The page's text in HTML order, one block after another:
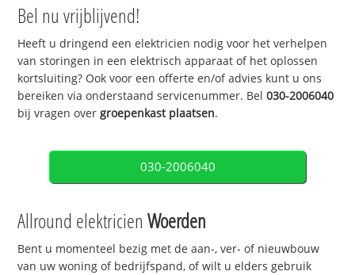
Bel nu vrijblijvend!
Heeft u dringend een elektricien nodig voor het verhelpen
van storingen in een elektrisch apparaat of het oplossen
kortsluiting? Ook voor een offerte en/of advies kunt u ons
bereiken via onderstaand servicenummer. Bel030-2006040
bij vragen over groepenkast plaatsen.
030-2006040
Allround elektricienWoerden
Bent u momenteel bezig met de aan-, ver- of nieuwbouw
van uw woning of bedrijfspand, of wilt u elders gebruik